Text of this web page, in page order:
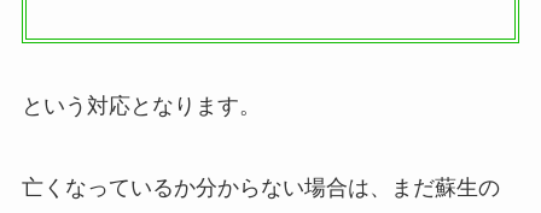
という対応となります。
亡くなっているか分からない場合は、まだ蘇生の